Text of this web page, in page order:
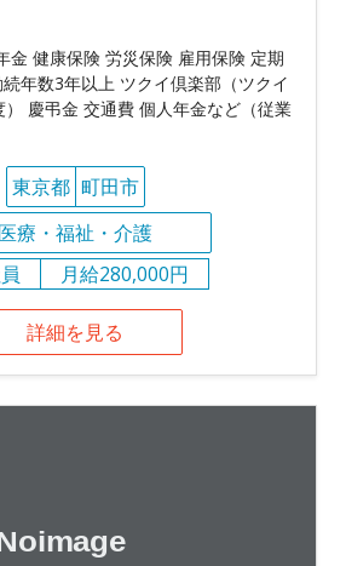
金 健康保険 労災保険 雇用保険 定期
年数3年以上 ツクイ倶楽部（ツクイ
慶弔金 交通費 個人年金など（従業
東京都 町田市
医療・福祉・介護
月給280,000円
詳細を見る